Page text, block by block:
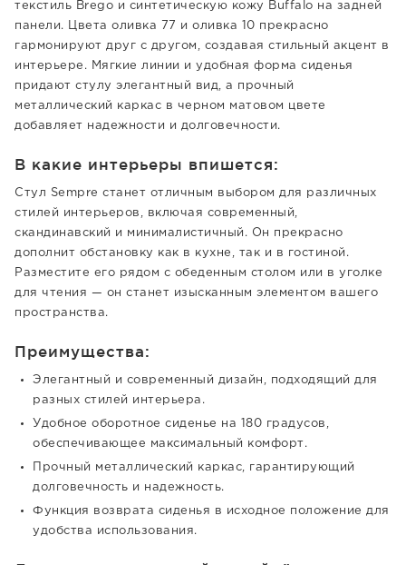
текстиль Brego и синтетическую кожу Buffalo на задней
панели. Цвета оливка 77 и оливка 10 прекрасно
гармонируют друг с другом, создавая стильный акцент в
интерьере. Мягкие линии и удобная форма сиденья
придают стулу элегантный вид, а прочный
металлический каркас в черном матовом цвете
добавляет надежности и долговечности.
В какие интерьеры впишется:
Стул Sempre станет отличным выбором для различных
стилей интерьеров, включая современный,
скандинавский и минималистичный. Он прекрасно
дополнит обстановку как в кухне, так и в гостиной.
Разместите его рядом с обеденным столом или в уголке
для чтения — он станет изысканным элементом вашего
пространства.
Преимущества:
Элегантный и современный дизайн, подходящий для
разных стилей интерьера.
Удобное оборотное сиденье на 180 градусов,
обеспечивающее максимальный комфорт.
Прочный металлический каркас, гарантирующий
долговечность и надежность.
Функция возврата сиденья в исходное положение для
удобства использования.